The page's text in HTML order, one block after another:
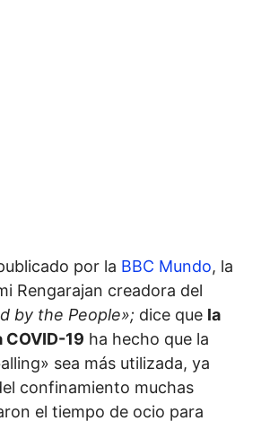
por la BBC Mundo, la
Rengarajan creadora del
by the People»; dice que la
COVID-19 ha hecho que la
sea más utilizada, ya
confinamiento muchas
el tiempo de ocio para